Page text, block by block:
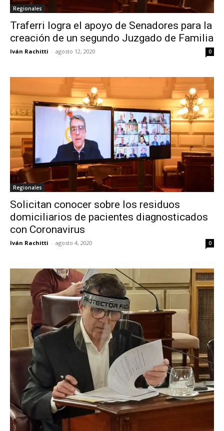
Regionales
Traferri logra el apoyo de Senadores para la
creación de un segundo Juzgado de Familia
Iván Rachitti - agosto 12, 2020 0
Regionales
Solicitan conocer sobre los residuos
domiciliarios de pacientes diagnosticados
con Coronavirus
Iván Rachitti - agosto 4, 2020 0